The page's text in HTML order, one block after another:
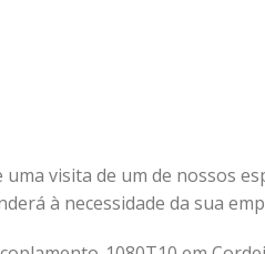
visita de um de nossos
à necessidade da sua